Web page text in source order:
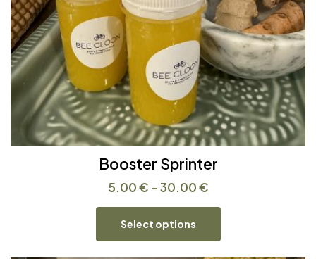
Booster Sprinter
5.00€ –30.00€
Select options